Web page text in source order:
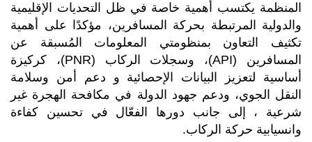
المنظمة يكتسب أهمية خاصة في ظل التحديات الإقليمية
والدولية المرتبطة بحركة المسافرين، مؤكدًا على أهمية
تكثيف التعاون بمنظومتي المعلومات المُسبقة عن
المسافرين (API)، وسجلات الركاب (PNR)، كركيزة
أساسية لتعزيز البيانات الإحصائية و دعم أمن وسلامة
النقل الجوي، ودعم جهود الدولة في مكافحة الهجرة غير
شرعية ، إلى جانب دورها الفعّال في تحسين كفاءة
وانسيابية حركة الركاب.